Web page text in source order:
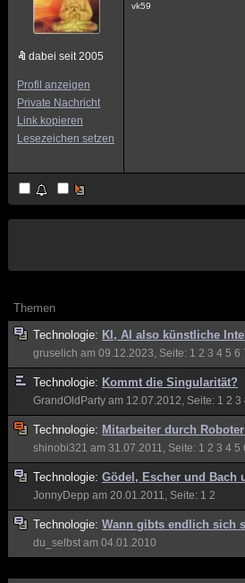
dabei seit 2005
Profil anzeigen
Private Nachricht
Link kopieren
Lesezeichen setzen
vk59
Themen
Technologie: KI, AI also künstliche
gruselich am 09.12.2023, Seite: 1 2 3 4 5 6
Technologie: Kommt die Singularität?
GrandOldParty am 12.07.2012, Seite: 1 2 3
Technologie: Mitarbeiter durch
shinobi321 am 31.07.2011, Seite: 1 2 3 4 5
Technologie: Gödel, Escher und Bach
JonnyDepp am 20.01.2011, Seite: 1 2
Technologie: Wann gibts endlich sich
du_selbst am 04.01.2010